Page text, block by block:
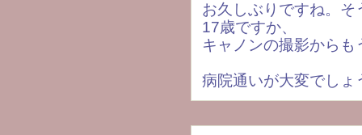
お久しぶりですね。
17歳ですか、
キャノンの撮影から
病院通いが大変でしょ